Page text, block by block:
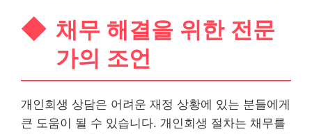
채무 해결을 위한 전문
가의 조언
개인회생 상담은 어려운 재정 상황에 있는 분들에게
큰 도움이 될 수 있습니다. 개인회생 절차는 채무를